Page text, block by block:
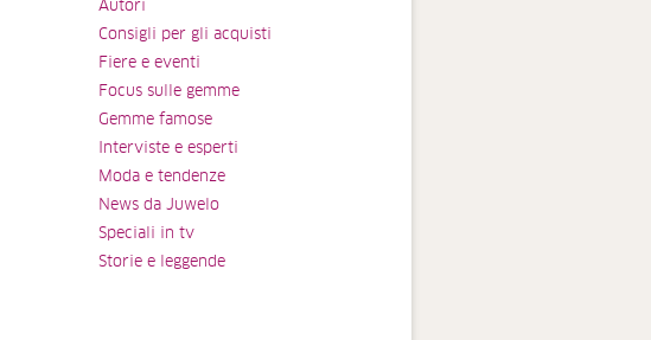
Autori
Consigli per gli acquisti
Fiere e eventi
Focus sulle gemme
Gemme famose
Interviste e esperti
Moda e tendenze
News da Juwelo
Speciali in tv
Storie e leggende